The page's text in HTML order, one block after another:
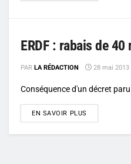
ERDF : rabais de
PAR LA RÉDACTION 28 mai 2013
Conséquence d'un décret
EN SAVOIR PLUS